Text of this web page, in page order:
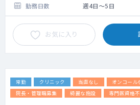
勤務日数
週4日～5日
お気に入り
常勤 クリニック 当直なし オンコール
院長・管理職募集
綺麗な施設 専門医資格